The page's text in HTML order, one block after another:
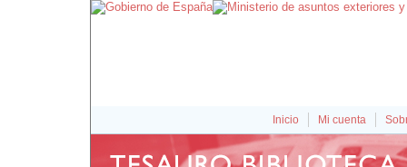
Inicio Mi cuenta